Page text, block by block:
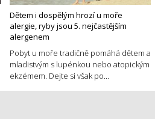
Dětem i dospělým hrozí u moře
alergie, ryby jsou 5. nejčastějším
alergenem
Pobyt u moře tradičně pomáhá dětem a
mladistvým s lupénkou nebo atopickým
ekzémem. Dejte si však po...